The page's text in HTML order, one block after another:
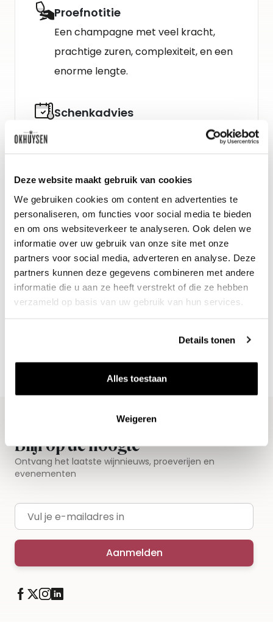
Deze website maakt gebruik van cookies
We gebruiken cookies om content en advertenties te
personaliseren, om functies voor social media te bieden
en om ons websiteverkeer te analyseren. Ook delen we
informatie over uw gebruik van onze site met onze
partners voor social media, adverteren en analyse. Deze
partners kunnen deze gegevens combineren met andere
informatie die u aan ze heeft verstrekt of die ze hebben
verzameld op basis van uw gebruik van hun services.
Details tonen
Alles toestaan
Weigeren
Proefnotitie
Een champagne met veel kracht,
prachtige zuren, complexiteit, en een
enorme lengte.
Schenkadvies
Nieuws & inspiratie in Vineé Vineuse
Alle wijnen direct van de wijnboer
Blijf op de hoogte
Ontvang het laatste wijnnieuws, proeverijen en
evenementen
E-mailadres
Aanmelden